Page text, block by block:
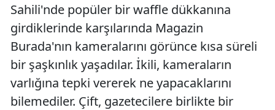
Sahili'nde popüler bir waffle dükkanına
girdiklerinde karşılarında Magazin
Burada'nın kameralarını görünce kısa süreli
bir şaşkınlık yaşadılar. İkili, kameraların
varlığına tepki vererek ne yapacaklarını
bilemediler. Çift, gazetecilere birlikte bir